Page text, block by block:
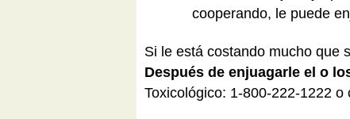
cooperando, le puede
Si le está costando mucho que
Después de enjuagarle el o
Toxicológico: 1-800-222-1222 o